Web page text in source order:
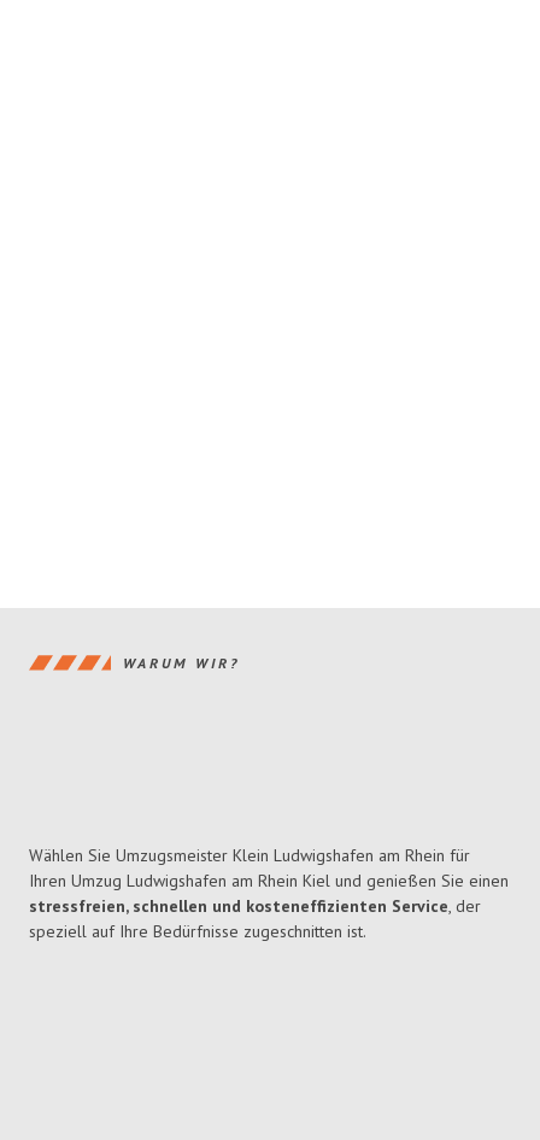
WARUM WIR?
Wählen Sie Umzugsmeister Klein Ludwigshafen am Rhein für
Ihren Umzug Ludwigshafen am Rhein Kiel und genießen Sie einen
stressfreien, schnellen und kosteneffizienten Service, der
speziell auf Ihre Bedürfnisse zugeschnitten ist.